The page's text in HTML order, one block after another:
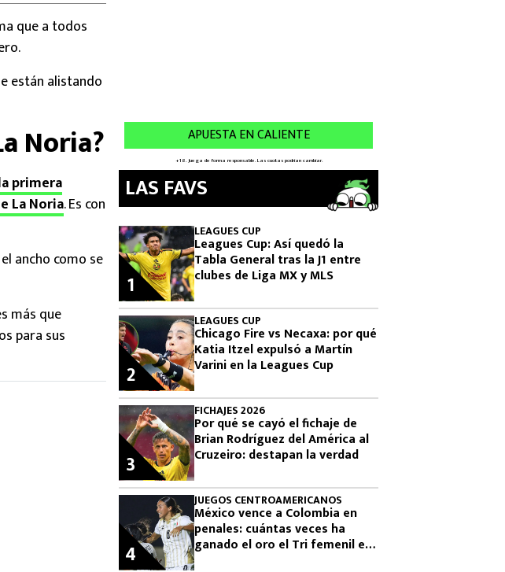
que a todos
están alistando
Noria?
primera
La Noria. Es con
ancho como se
más que
para sus
LAS FAVS
LEAGUES CUP
Leagues Cup: Así quedó la
Tabla General tras la J1 entre
clubes de Liga MX y MLS
1
LEAGUES CUP
Chicago Fire vs Necaxa: por qué
Katia Itzel expulsó a Martín
Varini en la Leagues Cup
2
FICHAJES 2026
Por qué se cayó el fichaje de
Brian Rodríguez del América al
Cruzeiro: destapan la verdad
3
JUEGOS CENTROAMERICANOS
México vence a Colombia en
penales: cuántas veces ha
ganado el oro el Tri femenil en
4